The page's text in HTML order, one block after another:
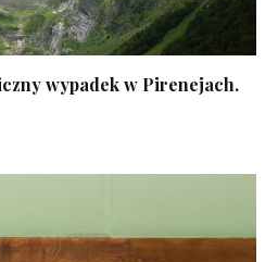
wypadek w Pirenejach.